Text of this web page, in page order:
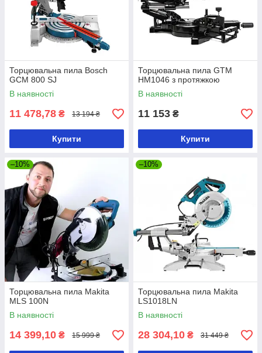
Торцювальна пила Bosch
GCM 800 SJ
В наявності
11 478,78 ₴ 13 194 ₴
Купити
Торцювальна пила GTM
HM1046 з протяжкою
В наявності
11 153 ₴
Купити
–10%
Торцювальна пила Makita
MLS 100N
В наявності
14 399,10 ₴ 15 999 ₴
–10%
Торцювальна пила Makita
LS1018LN
В наявності
28 304,10 ₴ 31 449 ₴